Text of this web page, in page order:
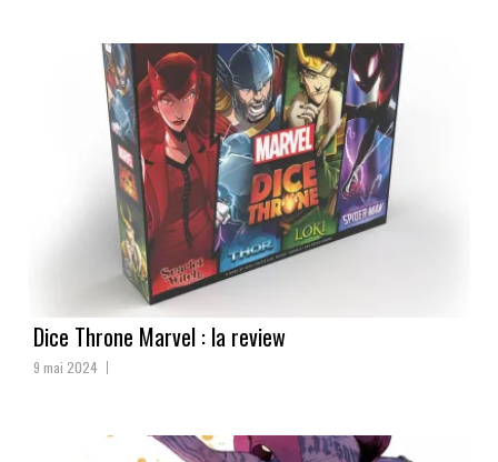
Dice Throne Marvel : la review
9 mai 2024